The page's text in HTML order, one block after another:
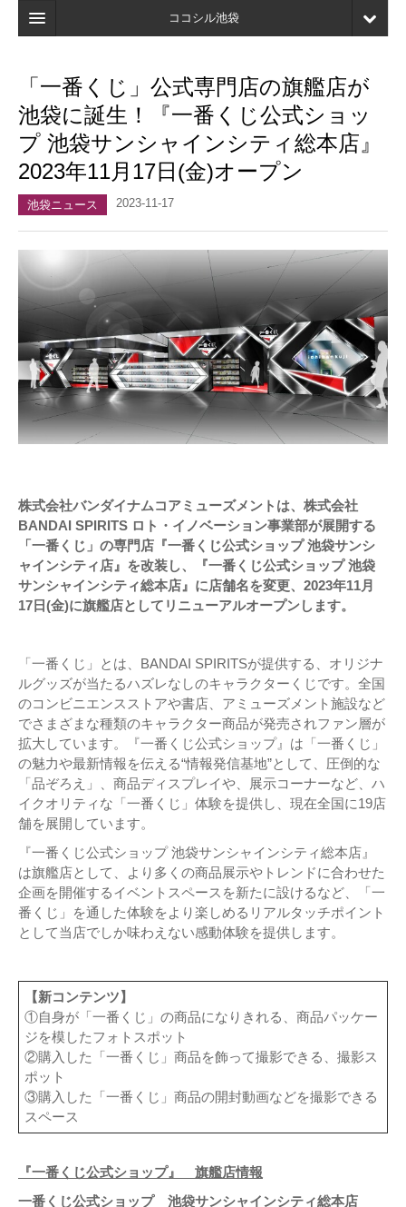
ココシル池袋
検索
店舗・施設最新情報
口コミ
マイページ
「一番くじ」公式専門店の旗艦店が
池袋に誕生！『一番くじ公式ショッ
プ 池袋サンシャインシティ総本店』
2023年11月17日(金)オープン
池袋ニュース 2023-11-17
株式会社バンダイナムコアミューズメントは、株式会社
BANDAI SPIRITS ロト・イノベーション事業部が展開する
「一番くじ」の専門店『一番くじ公式ショップ 池袋サンシ
ャインシティ店』を改装し、『一番くじ公式ショップ 池袋
サンシャインシティ総本店』に店舗名を変更、2023年11月
17日(金)に旗艦店としてリニューアルオープンします。
「一番くじ」とは、BANDAI SPIRITSが提供する、オリジナ
ルグッズが当たるハズレなしのキャラクターくじです。全国
のコンビニエンスストアや書店、アミューズメント施設など
でさまざまな種類のキャラクター商品が発売されファン層が
拡大しています。『一番くじ公式ショップ』は「一番くじ」
の魅力や最新情報を伝える“情報発信基地”として、圧倒的な
「品ぞろえ」、商品ディスプレイや、展示コーナーなど、ハ
イクオリティな「一番くじ」体験を提供し、現在全国に19店
舗を展開しています。
『一番くじ公式ショップ 池袋サンシャインシティ総本店』
は旗艦店として、より多くの商品展示やトレンドに合わせた
企画を開催するイベントスペースを新たに設けるなど、「一
番くじ」を通した体験をより楽しめるリアルタッチポイント
として当店でしか味わえない感動体験を提供します。
【新コンテンツ】
①自身が「一番くじ」の商品になりきれる、商品パッケー
ジを模したフォトスポット
②購入した「一番くじ」商品を飾って撮影できる、撮影ス
ポット
③購入した「一番くじ」商品の開封動画などを撮影できる
スペース
『一番くじ公式ショップ』 旗艦店情報
一番くじ公式ショップ 池袋サンシャインシティ総本店